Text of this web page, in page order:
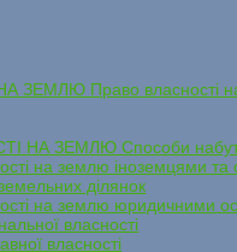
ЗЕМЛЮ Право власності
НА ЗЕМЛЮ Способи
на землю іноземцями
ділянок
на землю юридичними
власності
власності